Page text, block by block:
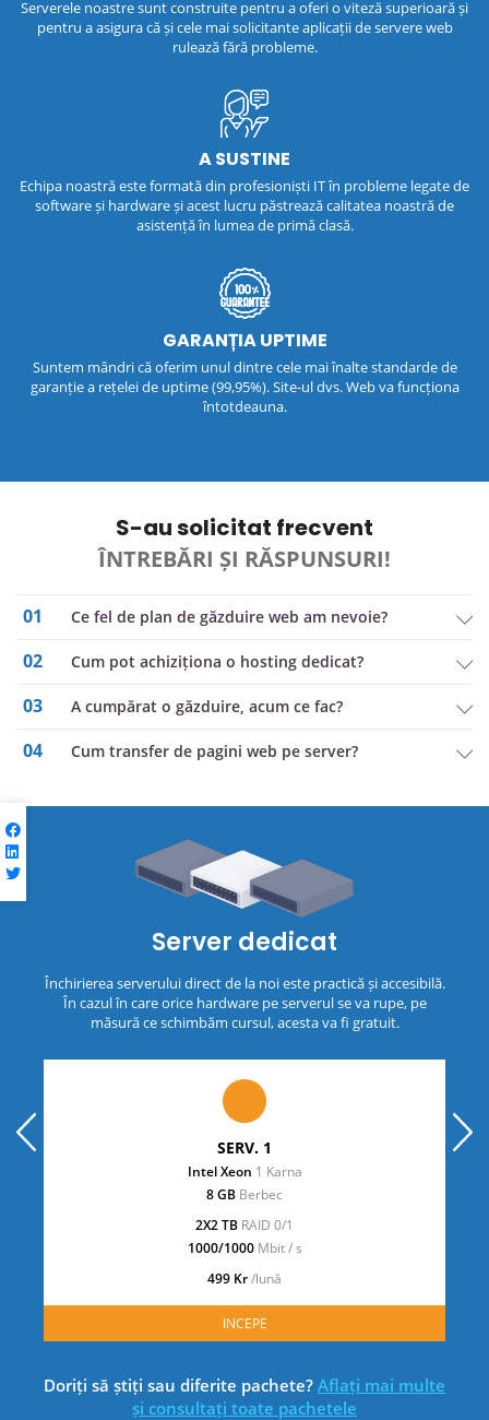
Serverele noastre sunt construite pentru a oferi o viteză superioară și
pentru a asigura că și cele mai solicitante aplicații de servere web
rulează fără probleme.
A SUSTINE
Echipa noastră este formată din profesioniști IT în probleme legate de
software și hardware și acest lucru păstrează calitatea noastră de
asistență în lumea de primă clasă.
GARANȚIA UPTIME
Suntem mândri că oferim unul dintre cele mai înalte standarde de
garanție a rețelei de uptime (99,95%). Site-ul dvs. Web va funcționa
întotdeauna.
S-au solicitat frecvent
ÎNTREBĂRI ȘI RĂSPUNSURI!
01 Ce fel de plan de găzduire web am nevoie?
02 Cum pot achiziționa o hosting dedicat?
03 a cumpărat o găzduire, acum ce fac?
04 Cum transfer de pagini web pe server?
Server dedicat
Închirierea serverului direct de la noi este practică și accesibilă.
În cazul în care orice hardware pe serverul se va rupe, pe
măsură ce schimbăm cursul, acesta va fi gratuit.
SERV. 1
Intel Xeon 1 Karna
8 GB Berbec
2X2 TB RAID 0/1
1000/1000 Mbit / s
499 Kr/lună
INCEPE
Doriți să știți sau diferite pachete? Aflați mai multe
și consultați toate pachetele
prev next